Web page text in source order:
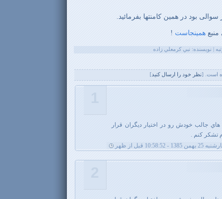
بود در همین کامنتها بفرمائید.
همینجاست !
است. [نظر خود را ارسال کنيد ]
هاي جالب خودش رو در اختيار ديگران قرار
تشكر كنم .
1385 - 10:58:52 قبل از ظهر